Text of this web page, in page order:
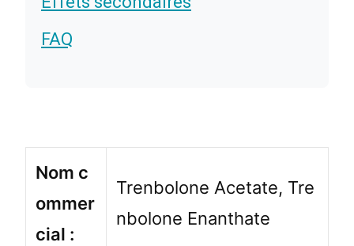
FAQ
Nom c
ommer
cial :
Trenbolone Acetate, Tre
nbolone Enanthate